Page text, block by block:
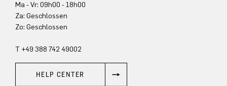
Ma - Vr: 09h00 - 18h00
Za: Geschlossen
Zo: Geschlossen
T +49 388 742 49002
HELP CENTER